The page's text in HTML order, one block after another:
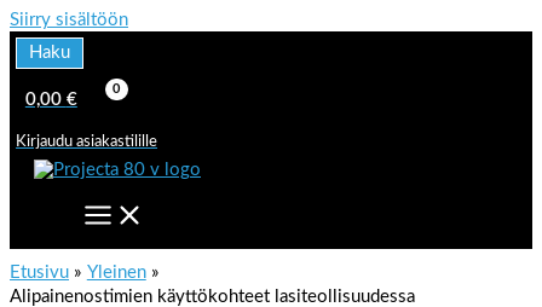
Siirry sisältöön
Haku
0,00 €
Kirjaudu asiakastilille
Etusivu
Yleinen
Alipainenostimien käyttökohteet lasiteollisuudessa